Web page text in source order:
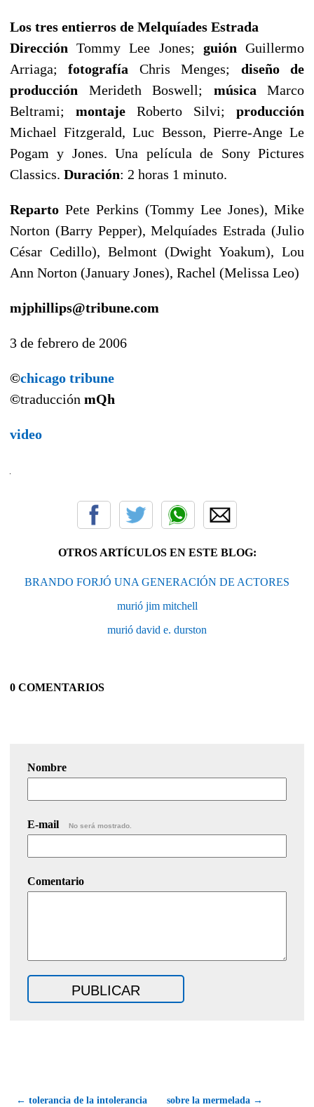
Los tres entierros de Melquíades Estrada
Dirección Tommy Lee Jones; guión Guillermo
Arriaga;fotografía Chris Menges; diseño de
producción Merideth Boswell; música Marco
Beltrami; montaje Roberto Silvi; producción
Michael Fitzgerald, Luc Besson, Pierre-Ange Le
Pogam y Jones. Una película de Sony Pictures
Classics. Duración: 2 horas 1 minuto.
Reparto Pete Perkins (Tommy Lee Jones), Mike
Norton (Barry Pepper), Melquíades Estrada (Julio
César Cedillo), Belmont (Dwight Yoakum), Lou
Ann Norton (January Jones), Rachel (Melissa Leo)
mjphillips@tribune.com
3 de febrero de 2006
©chicago tribune
©traducción mQh
video
OTROS ARTÍCULOS EN ESTE BLOG:
BRANDO FORJÓ UNA GENERACIÓN DE ACTORES
murió jim mitchell
murió david e. durston
0 COMENTARIOS
Nombre
E-mail No será mostrado.
Comentario
← tolerancia de la intolerancia sobre la mermelada →